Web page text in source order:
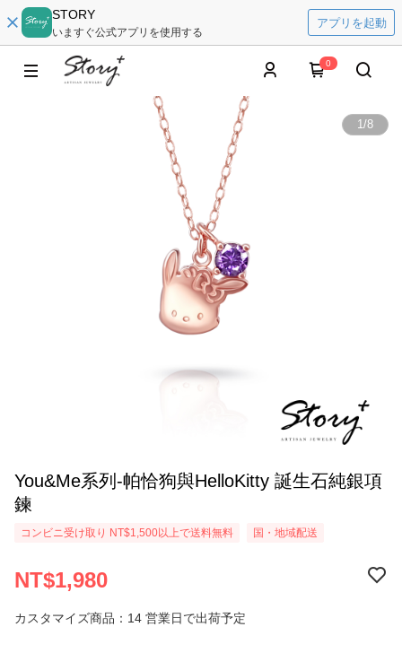
STORY
いますぐ公式アプリを使用する
アプリを起動
0
1/8
You&Me系列-帕恰狗與HelloKitty 誕生石純銀項
鍊
コンビニ受け取り NT$1,500以上で送料無料 国・地域配送
NT$1,980
カスタマイズ商品：14 営業日で出荷予定